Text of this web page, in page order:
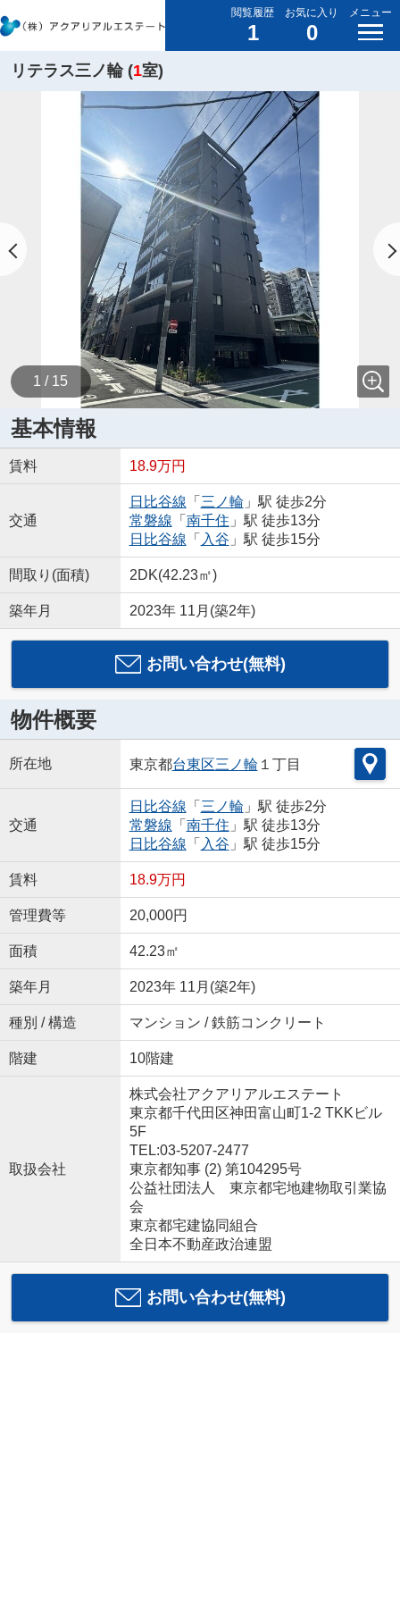
閲覧履歴
1
お気に入り
0
メニュー
リテラス三ノ輪 (1室)
1 / 15
基本情報
賃料 18.9万円
交通
日比谷線 「 三ノ輪」駅 徒歩2分
常磐線 「 南千住 」駅 徒歩13分
日比谷線 「 入谷 」駅 徒歩15分
間取り(面積) 2DK(42.23㎡)
築年月 2023年 11月(築2年)
お問い合わせ(無料)
物件概要
所在地 東京都台東区三ノ輪１丁目
交通
日比谷線 「 三ノ輪」駅 徒歩2分
常磐線 「 南千住 」駅 徒歩13分
日比谷線 「 入谷 」駅 徒歩15分
賃料 18.9万円
管理費等 20,000円
面積 42.23㎡
築年月 2023年 11月(築2年)
種別 / 構造 マンション / 鉄筋コンクリート
階建 10階建
取扱会社
株式会社アクアリアルエステート
東京都千代田区神田富山町1-2 TKKビル
5F
TEL:03-5207-2477
東京都知事 (2) 第104295号
公益社団法人 東京都宅地建物取引業協
会
東京都宅建協同組合
全日本不動産政治連盟
お問い合わせ(無料)